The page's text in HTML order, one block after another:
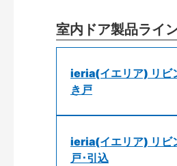
室内ドア製品ライ
ieria(イエリア) リビ
き戸
ieria(イエリア) リビ
戸･引込